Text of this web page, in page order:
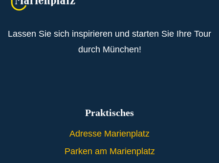
Lassen Sie sich inspirieren und starten Sie Ihre Tour
durch München!
Praktisches
Adresse Marienplatz
Parken am Marienplatz